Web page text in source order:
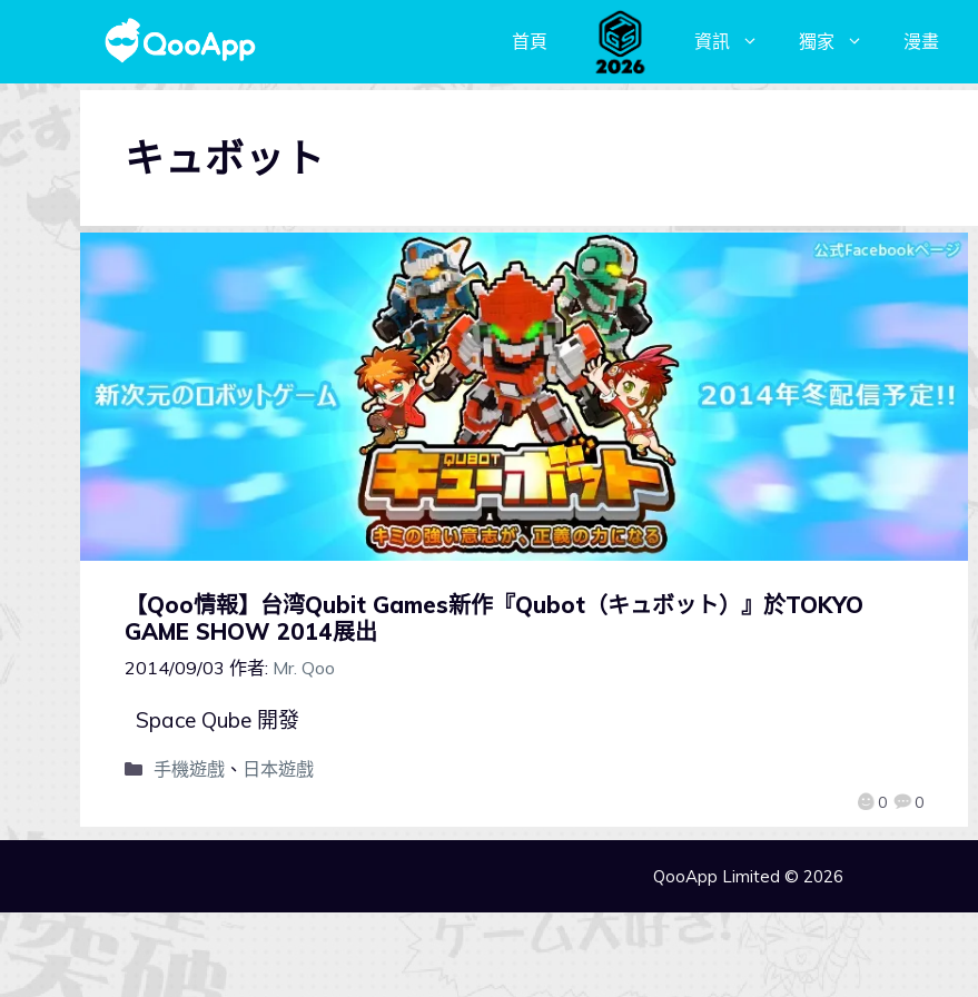
首頁 資訊 獨家 漫畫
キュボット
【Qoo情報】台湾Qubit Games新作『Qubot（キュボット）』於TOKYO
GAME SHOW 2014展出
2014/09/03 作者: Mr. Qoo
0 0
Space Qube 開發
手機遊戲、 日本遊戲
QooApp Limited © 2026